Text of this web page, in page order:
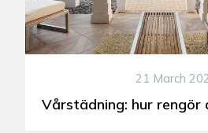
21 March
Vårstädning: hur rengör